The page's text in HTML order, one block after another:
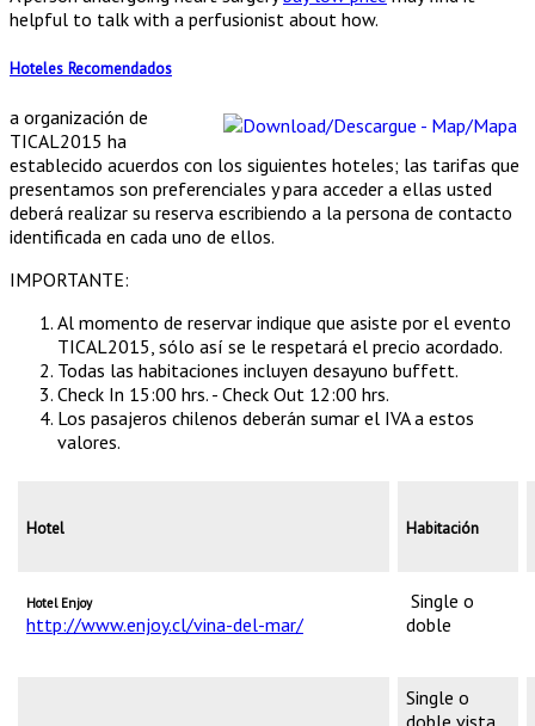
helpful to talk with a perfusionist about how.
Hoteles Recomendados
a organización de
TICAL2015 ha
establecido acuerdos con los siguientes hoteles; las tarifas que
presentamos son preferenciales y para acceder a ellas usted
deberá realizar su reserva escribiendo a la persona de contacto
identificada en cada uno de ellos.
IMPORTANTE:
Al momento de reservar indique que asiste por el evento
TICAL2015, sólo así se le respetará el precio acordado.
Todas las habitaciones incluyen desayuno buffett.
Check In 15:00 hrs. - Check Out 12:00 hrs.
Los pasajeros chilenos deberán sumar el IVA a estos
valores.
Hotel Habitación
Hotel Enjoy
http://www.enjoy.cl/vina-del-mar/
Single o
doble
Single o